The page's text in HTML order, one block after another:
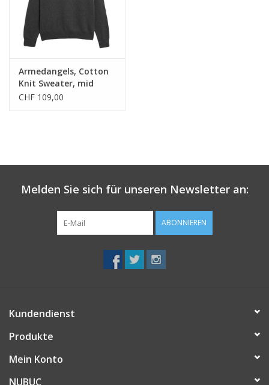
Armedangels, Cotton
Knit Sweater, mid
silver melange-black, S
CHF 109,00
Melden Sie sich für unseren Newsletter an:
ABONNIEREN
Kundendienst
Produkte
Mein Konto
NUBUC